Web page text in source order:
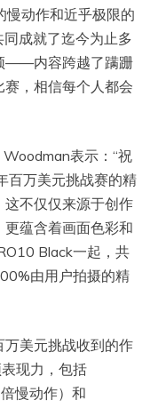
慢动作和近乎极限的
成就了迄今为止多
——内容跨越了蹒跚
，相信每个人都会
表示：“祝
百万美元挑战赛的精
不仅仅来源于创作
蕴含着画面色彩和
Black一起，共
由用户拍摄的精
美元挑战收到的作
现力，包括
慢动作）和